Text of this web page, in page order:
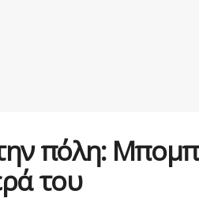
πόλη: Μπομπ
του